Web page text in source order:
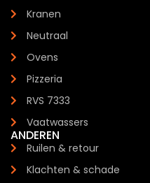
Kranen
Neutraal
Ovens
Pizzeria
RVS 7333
Vaatwassers
ANDEREN
Ruilen & retour
Klachten & schade